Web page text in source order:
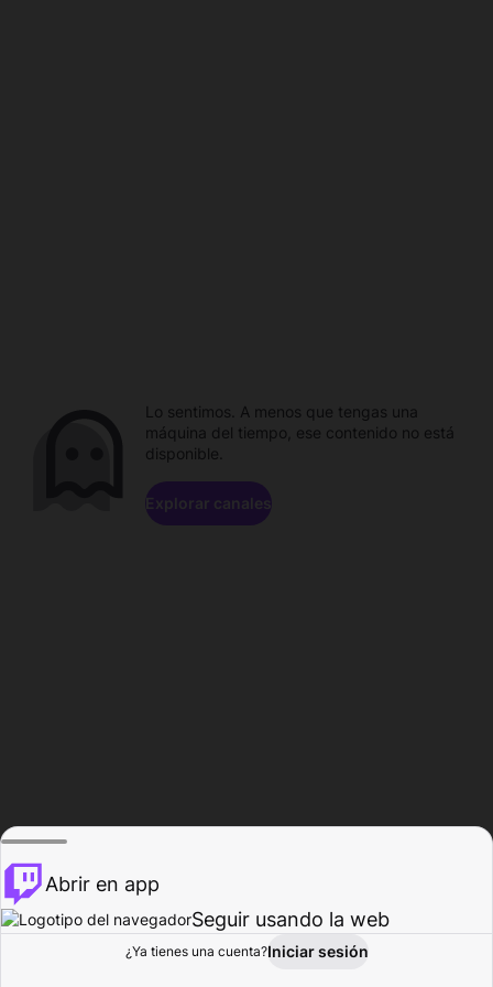
Explorar Actividad
Lo sentimos. A menos que tengas una
máquina del tiempo, ese contenido no está
disponible.
Explorar canales
Abrir en app
Seguir usando la web
¿Ya tienes una cuenta?Iniciar sesión